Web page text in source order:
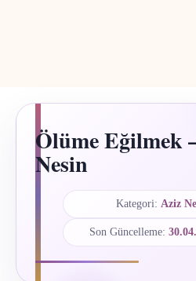
Ölüme Eğilmek
Nesin
Kategori: Aziz
Son Güncelleme: